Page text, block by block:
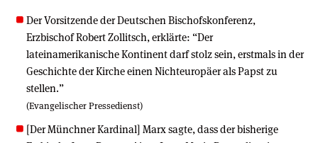
Der Vorsitzende der Deutschen Bischofskonferenz,
Erzbischof Robert Zollitsch, erklärte: “Der
lateinamerikanische Kontinent darf stolz sein, erstmals in der
Geschichte der Kirche einen Nichteuropäer als Papst zu
stellen.”
(Evangelischer Pressedienst)
[Der Münchner Kardinal] Marx sagte, dass der bisherige